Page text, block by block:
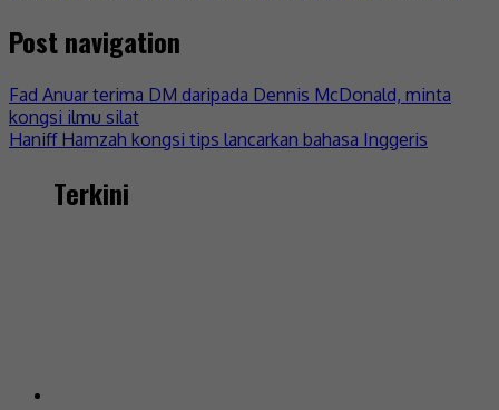
Post navigation
Fad Anuar terima DM daripada Dennis McDonald, minta
kongsi ilmu silat
Haniff Hamzah kongsi tips lancarkan bahasa Inggeris
Terkini